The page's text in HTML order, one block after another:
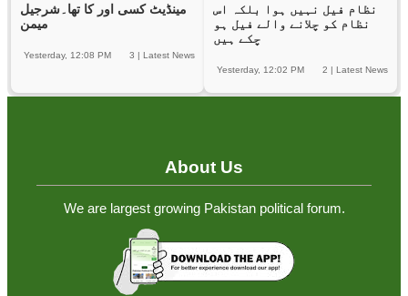
مینڈیٹ کسی اور کا تھا۔شرجیل
میمن
3 | Latest News
Yesterday, 12:08 PM
نظام فیل نہیں ہوا بلکہ اس
نظام کو چلانے والے فیل ہو
چکے ہیں
2 | Latest News
Yesterday, 12:02 PM
About Us
We are largest growing Pakistan political forum.